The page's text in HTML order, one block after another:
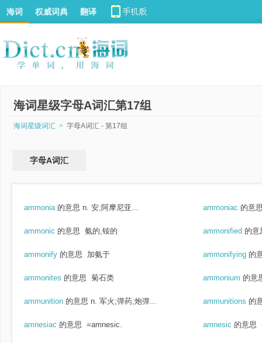
海词 权威词典 翻译
海词星级字母A词汇第17组
海词星级词汇 > 字母A词汇 - 第17组
字母A词汇
ammonia 的意思 n. 安;阿摩尼亚... ammoniac 的意
ammonic 的意思 氨的,铵的 ammonified 的意
ammonify 的意思 加氨于 ammonifying 的
ammonites 的意思 菊石类 ammonium 的意
ammunition 的意思 n. 军火;弹药;炮弹... ammunitions 的
amnesiac 的意思 =amnesic. amnesic 的意思